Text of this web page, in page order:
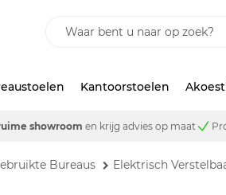
Kantoorstoelen
showroom en krijg advies op maat
Bureaus Elektrisch